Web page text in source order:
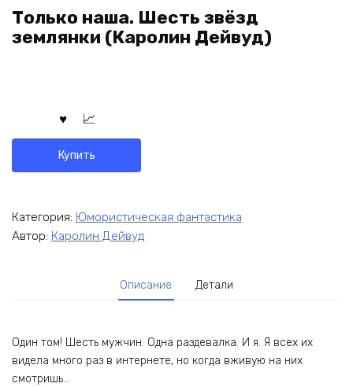
Только наша. Шесть звёзд
землянки (Каролин Дейвуд)
Купить
Категория: Юмористическая фантастика
Автор: Каролин Дейвуд
Описание Детали
Один том! Шесть мужчин. Одна раздевалка. И я. Я всех их
видела много раз в интернете, но когда вживую на них
смотришь…